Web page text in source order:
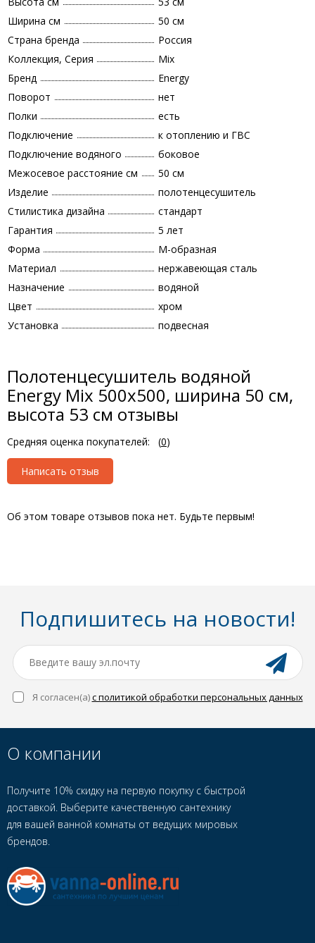
Ширина см
50 см
Страна бренда
Россия
Коллекция, Серия
Mix
Бренд
Energy
Поворот
нет
Полки
есть
Подключение
к отоплению и ГВС
Подключение водяного
боковое
Межосевое расстояние см
50 см
Изделие
полотенцесушитель
Стилистика дизайна
стандарт
Гарантия
5 лет
Форма
М-образная
Материал
нержавеющая сталь
Назначение
водяной
Цвет
хром
Установка
подвесная
Полотенцесушитель водяной
Energy Mix 500x500, ширина 50 см,
высота 53 см отзывы
Средняя оценка покупателей: (0)
Написать отзыв
Об этом товаре отзывов пока нет. Будьте первым!
Подпишитесь на новости!
Я согласен(a)с политикой обработки персональных данных
О компании
Получите 10% скидку на первую покупку с быстрой
доставкой. Выберите качественную сантехнику
для вашей ванной комнаты от ведущих мировых
брендов.